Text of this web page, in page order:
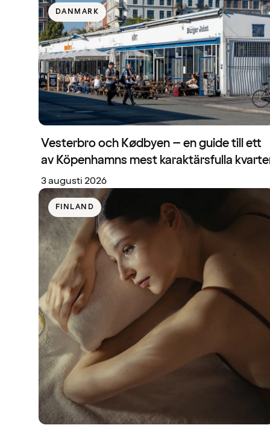
DANMARK
Vesterbro och Kødbyen – en guide till ett
av Köpenhamns mest karaktärsfulla
3 augusti 2026
FINLAND